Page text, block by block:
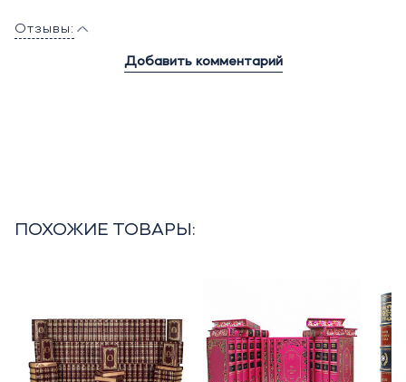
Отзывы:
Добавить комментарий
ПОХОЖИЕ ТОВАРЫ: